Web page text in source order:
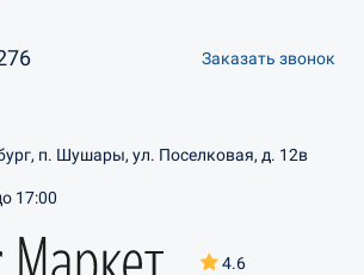
Заказать звонок
4.6
п. Шушары, ул. Поселковая, д. 12в
17:00